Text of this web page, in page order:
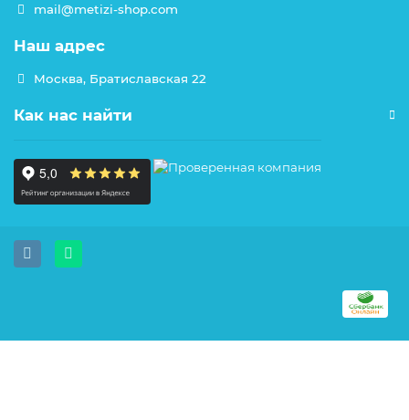
mail@metizi-shop.com
Наш адрес
Москва, Братиславская 22
Как нас найти